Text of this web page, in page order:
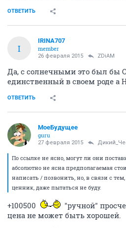
ОТВЕТИТЬ
I
IRINA707
member
26 февраля 2015 ZDiAM
Да, с солнечными это был бы
единственный в своем роде а
ОТВЕТИТЬ
МоеБудущее
guru
27 февраля 2015
По ссылке не ясно, могут ли они
абсолютно не ясна предполагаемая
написать / позвонить, но, в связи с
ценник, даже пытаться не буду.
+100500
"ручной"
цена не может быть хорошей.